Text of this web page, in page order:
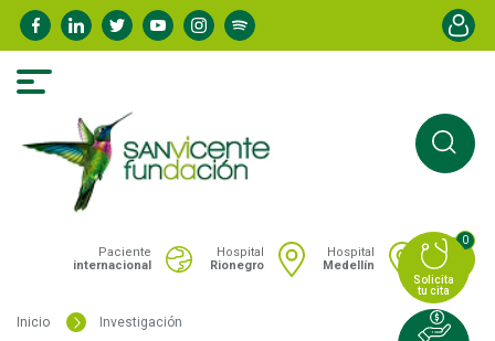
Pasar
al
Menú
Portal San Vicente - Menú hospitales
Paciente
internacional
Hospital
Rionegro
Hospital
Medellín
0
Inicio Investigación
Solicita
tu cita